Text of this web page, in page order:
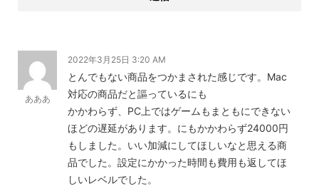
あああ
2022年3月25日 3:20 AM
とんでもない商品をつかまされた感じです。Mac
対応の商品だと謳っているにも
かかわらず、PC上ではゲームもまともにできない
ほどの遅延があります。にもかかわらず24000円
もしました。いい加減にしてほしいなと思える商
品でした。設定にかかった時間も費用も返してほ
しいレベルでした。